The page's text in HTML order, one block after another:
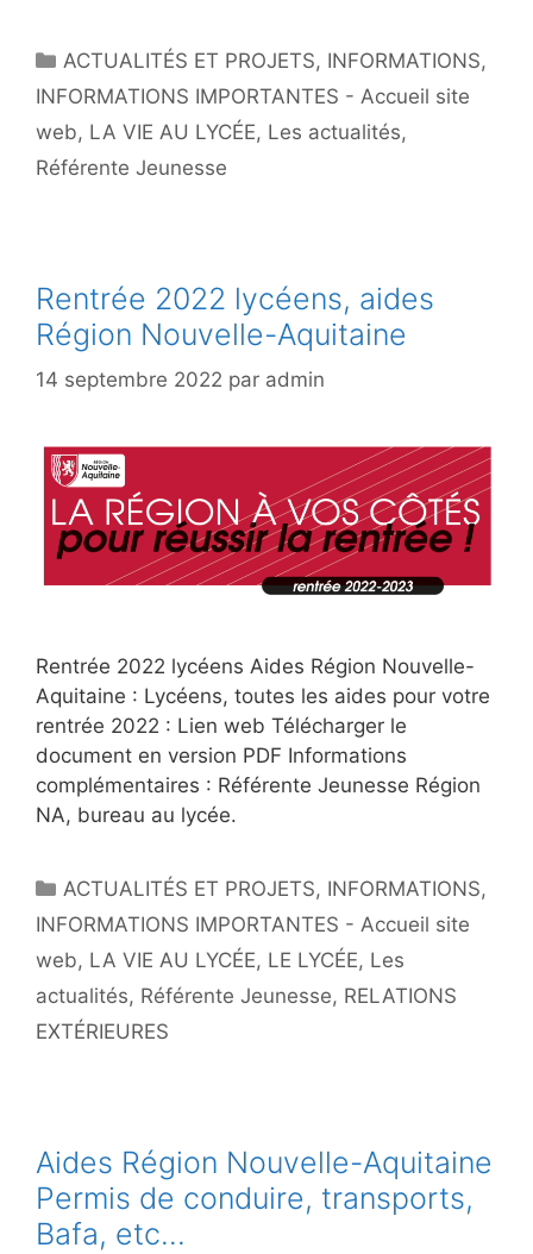
ACTUALITÉS ET PROJETS, INFORMATIONS,
INFORMATIONS IMPORTANTES - Accueil site
web, LA VIE AU LYCÉE, Les actualités,
Référente Jeunesse
Rentrée 2022 lycéens, aides
Région Nouvelle-Aquitaine
14 septembre 2022 par admin
Rentrée 2022 lycéens Aides Région Nouvelle-
Aquitaine : Lycéens, toutes les aides pour votre
rentrée 2022 : Lien web Télécharger le
document en version PDF Informations
complémentaires : Référente Jeunesse Région
NA, bureau au lycée.
ACTUALITÉS ET PROJETS, INFORMATIONS,
INFORMATIONS IMPORTANTES - Accueil site
web, LA VIE AU LYCÉE, LE LYCÉE, Les
actualités, Référente Jeunesse, RELATIONS
EXTÉRIEURES
Aides Région Nouvelle-Aquitaine
Permis de conduire, transports,
Bafa, etc…